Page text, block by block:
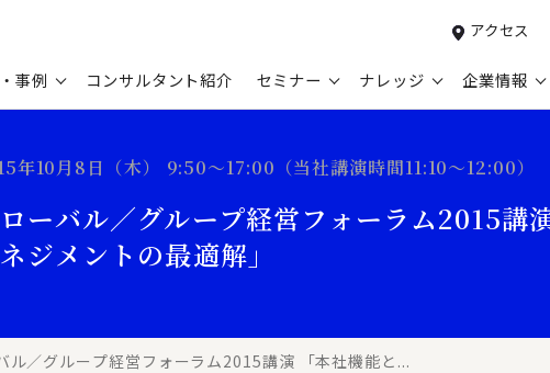
アクセス
事例 コンサルタント紹介 セミナー ナレッジ 企業情報
グサービス
グ事例
コンサルティングサービ
M&A支援
マーケティング戦略・
セミナー情報TOP
配信中のセミナーアーカ
ョン
最新ソリューションTOP
経営企画・事業戦略
広報・CSR
籍
企業情報TOP
経営諮問委員紹介
お知らせTOP
年10月8日（木） 9:50～17:00（当社講演時間11:10～12:00）
ーバル／グループ経営フォーラム2015講
ジメントの最適解」
ル／グループ経営フォーラム2015講演 「本社機能と...